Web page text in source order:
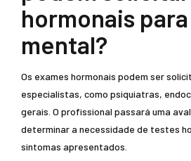
hormonais
mental?
Os exames hormonais podem ser
especialistas, como psiquiatras,
gerais. O profissional passará uma
determinar a necessidade de testes
sintomas apresentados.